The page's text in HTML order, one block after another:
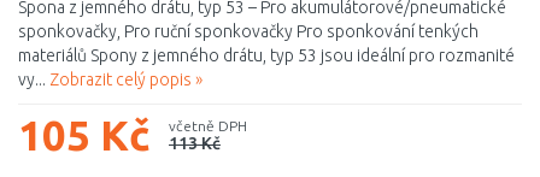
Spona z jemného drátu, typ 53 – Pro akumulátorové/pneumatické
sponkovačky, Pro ruční sponkovačky Pro sponkování tenkých
materiálů Spony z jemného drátu, typ 53 jsou ideální pro rozmanité
vy... Zobrazit celý popis »
105 Kč včetně DPH
113 Kč